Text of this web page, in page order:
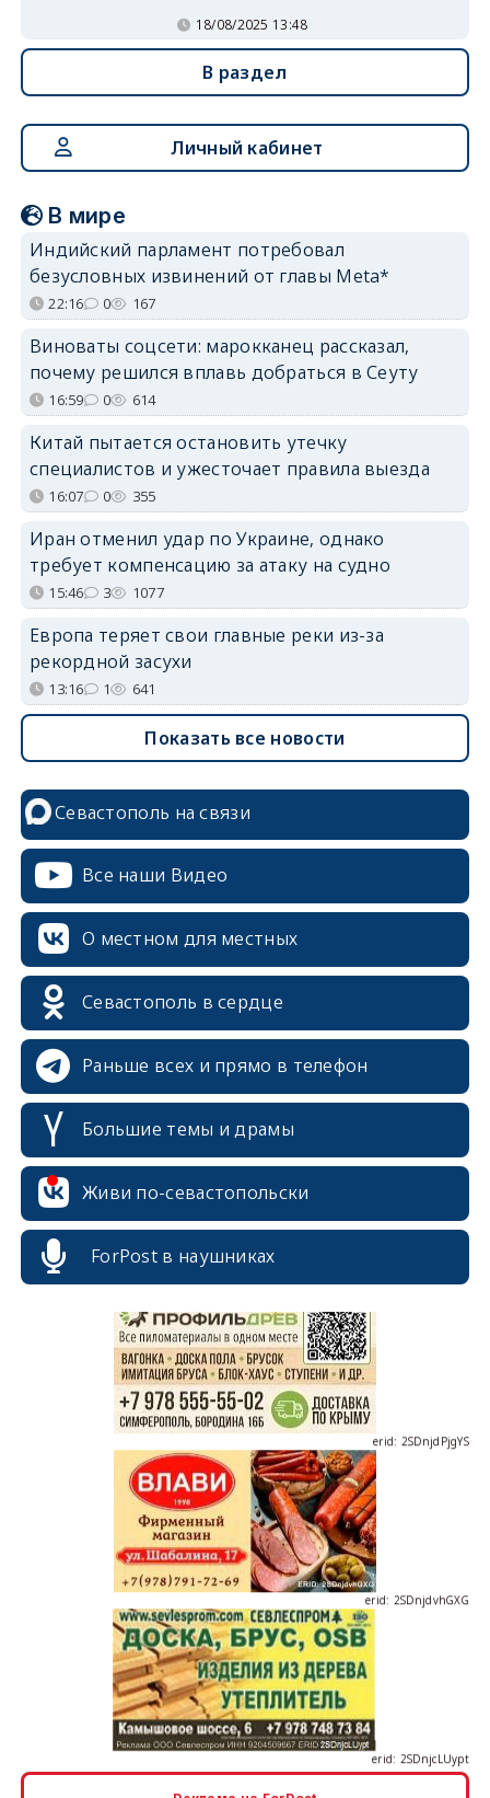
18/08/2025 13:48
В раздел
Личный кабинет
В мире
Индийский парламент потребовал
безусловных извинений от главы Meta*
22:16 0 167
Виноваты соцсети: марокканец рассказал,
почему решился вплавь добраться в Сеуту
16:59 0 614
Китай пытается остановить утечку
специалистов и ужесточает правила выезда
16:07 0 355
Иран отменил удар по Украине, однако
требует компенсацию за атаку на судно
15:46 3 1077
Европа теряет свои главные реки из-за
рекордной засухи
13:16 1 641
Показать все новости
Севастополь на связи
Все наши Видео
О местном для местных
Севастополь в сердце
Раньше всех и прямо в телефон
Большие темы и драмы
Живи по-севастопольски
ForPost в наушниках
erid: 2SDnjcrDNw6
erid: 2SDnjdPjgYS
erid: 2SDnjdvhGXG